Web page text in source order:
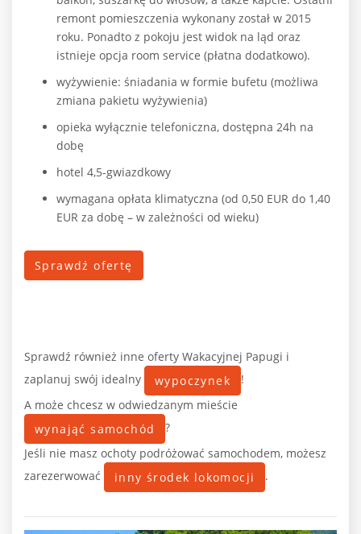
remont pomieszczenia wykonany został w 2015
roku. Ponadto z pokoju jest widok na ląd oraz
istnieje opcja room service (płatna dodatkowo).
wyżywienie: śniadania w formie bufetu (możliwa
zmiana pakietu wyżywienia)
opieka wyłącznie telefoniczna, dostępna 24h na
dobę
hotel 4,5-gwiazdkowy
wymagana opłata klimatyczna (od 0,50 EUR do 1,40
EUR za dobę – w zależności od wieku)
Sprawdź ofertę
Sprawdź również inne oferty Wakacyjnej Papugi i
zaplanuj swój idealny
wypoczynek
!
A może chcesz w odwiedzanym mieście
wynająć samochód
?
Jeśli nie masz ochoty podróżować samochodem, możesz
zarezerwować
inny środek lokomocji .